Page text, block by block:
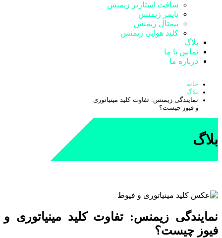
سافت استارتر زیمنس
تایمر زیمنس
بیمتال زیمنس
کلید هوایی زیمنس
بلاگ
تماس با ما
درباره ما
خانه
بلاگ
نمایندگی زیمنس: تفاوت کلید مینیاتوری
و فیوز چیست؟
بلاگ
نمایندگی زیمنس: تفاوت کلید مینیاتوری و
فیوز چیست؟